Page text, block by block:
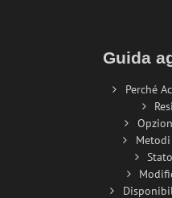
Guida
Perché